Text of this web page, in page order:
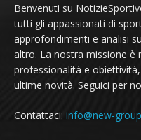
Benvenuti su
tutti gli appassionati di
approfondimenti e analisi
altro. La nostra missione è
professionalità e
ultime novità. Seguici per
Contattaci: info@new-